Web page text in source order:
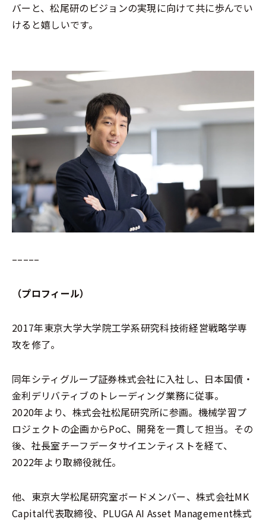
バーと、松尾研のビジョンの実現に向けて共に歩んでい
けると嬉しいです。
–––––
（プロフィール）
2017年東京大学大学院工学系研究科技術経営戦略学専
攻を修了。
同年シティグループ証券株式会社に入社し、日本国債・
金利デリバティブのトレーディング業務に従事。
2020年より、株式会社松尾研究所に参画。機械学習プ
ロジェクトの企画からPoC、開発を一貫して担当。その
後、社長室チーフデータサイエンティストを経て、
2022年より取締役就任。
他、東京大学松尾研究室ボードメンバー、株式会社MK
Capital代表取締役、PLUGA AI Asset Management株式